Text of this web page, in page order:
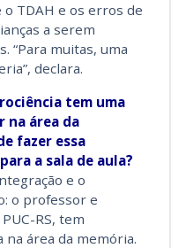
TDAH e os erros de
a serem
“Para muitas, uma
declara.
tem uma
na área da
fazer essa
a sala de aula?
e o
o professor e
RS, tem
área da memória.